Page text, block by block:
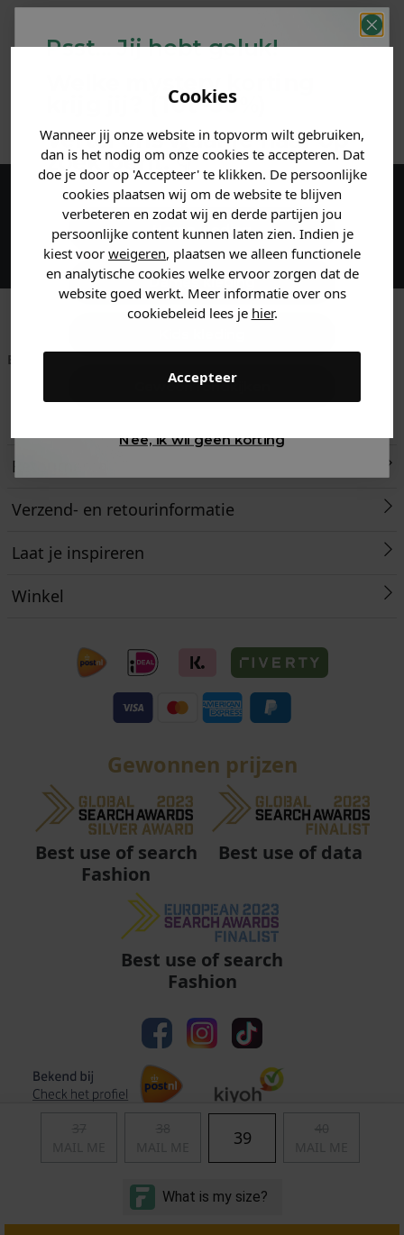
Cookies
Wanneer jij onze website in topvorm wilt gebruiken,
dan is het nodig om onze cookies te accepteren. Dat
doe je door op 'Accepteer' te klikken. De persoonlijke
cookies plaatsen wij om de website te blijven
verbeteren en zodat wij en derde partijen jou
persoonlijke content kunnen laten zien. Indien je
kiest voor weigeren, plaatsen we alleen functionele
en analytische cookies welke ervoor zorgen dat de
website goed werkt. Meer informatie over ons
cookiebeleid lees je hier.
Accepteer
39
PRODUCTINFORMATIE
ANDERE BESTELDEN OOK
Maak een account aan en ontvang 5%
korting op je eerste bestelling!
Betaal achteraf met
is morgen in huis!*
Retourneren
Verzend- en retourinformatie
Laat je inspireren
Winkel
Gewonnen prijzen
Best use of search
Fashion
Best use of data
Best use of search
Fashion
Algemene voorwaarden | Privacy
© Copyright 2011 - 2026 Soccerfanshop
Psst... Jij hebt geluk!
Welke mystery
krijg jij? (Tot-30%
Vertel ons waar je naar op
zoek bent. 👇
Heren kleding
Dames kleding
Gewoon rondkijken
Nee, ik wil geen korting